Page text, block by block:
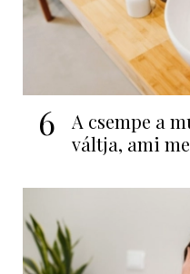
6
A csempe a
váltja, ami